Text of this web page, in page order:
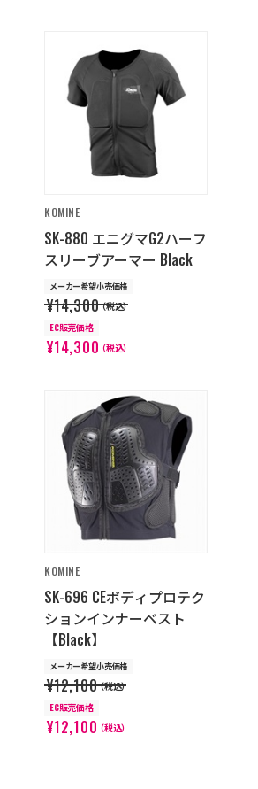
KOMINE
SK-880 エニグマG2ハーフ
スリーブアーマー Black
メーカー希望小売価格
¥14,300（税込）
EC販売価格
¥14,300（税込）
KOMINE
SK-696 CEボディプロテク
ションインナーベスト
【Black】
メーカー希望小売価格
¥12,100（税込）
EC販売価格
¥12,100（税込）